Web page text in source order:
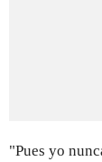
"Pues yo